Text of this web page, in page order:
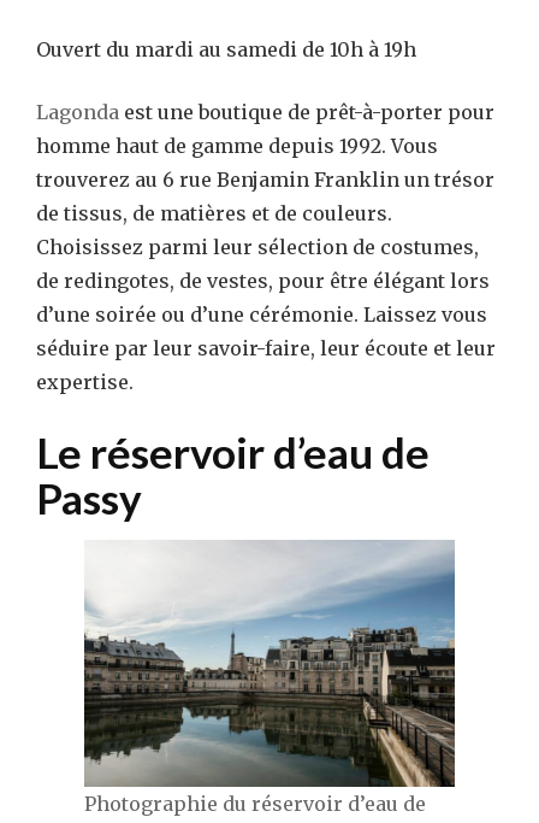
Ouvert du mardi au samedi de 10h à 19h
Lagonda est une boutique de prêt-à-porter pour
homme haut de gamme depuis 1992. Vous
trouverez au 6 rue Benjamin Franklin un trésor
de tissus, de matières et de couleurs.
Choisissez parmi leur sélection de costumes,
de redingotes, de vestes, pour être élégant lors
d’une soirée ou d’une cérémonie. Laissez vous
séduire par leur savoir-faire, leur écoute et leur
expertise.
Le réservoir d’eau de
Passy
Photographie du réservoir d’eau de